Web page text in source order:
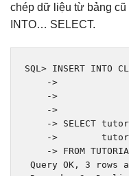
chép dữ liệu từ bảng
INTO… SELECT.
SQL > INSERT INTO
->
->
->
-> SELECT
->
-> FROM
Query OK , 3 rows